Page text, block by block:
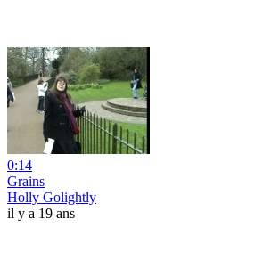
0:14
Grains
Holly Golightly
il y a 19 ans